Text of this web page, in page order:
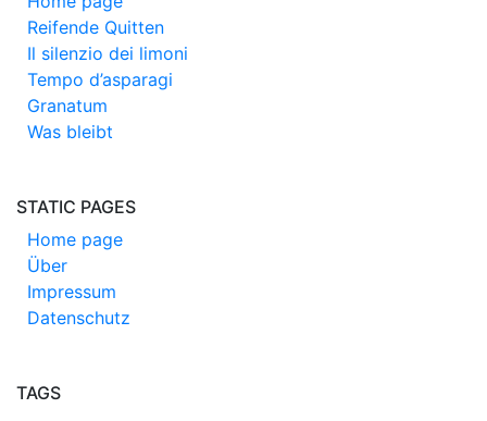
Reifende Quitten
Il silenzio dei limoni
Tempo d’asparagi
Granatum
Was bleibt
STATIC PAGES
Home page
Über
Impressum
Datenschutz
TAGS